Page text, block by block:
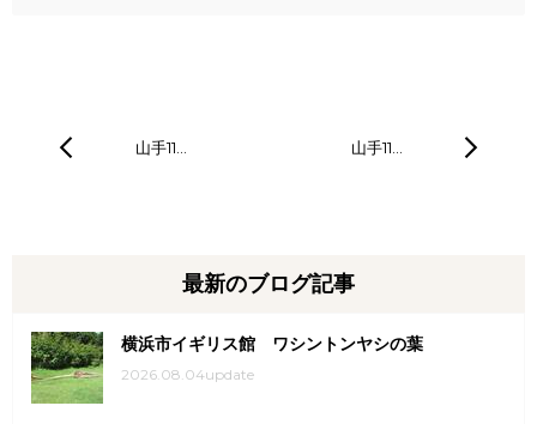
山手11… 山手11…
最新のブログ記事
横浜市イギリス館 ワシントンヤシの葉
2026.08.04update